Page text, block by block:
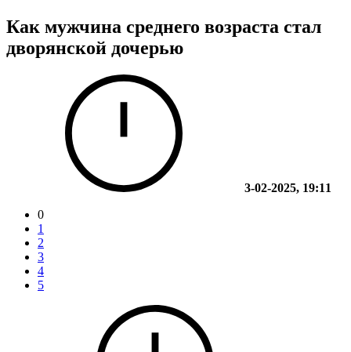
Как мужчина среднего возраста стал
дворянской дочерью
3-02-2025, 19:11
0
1
2
3
4
5